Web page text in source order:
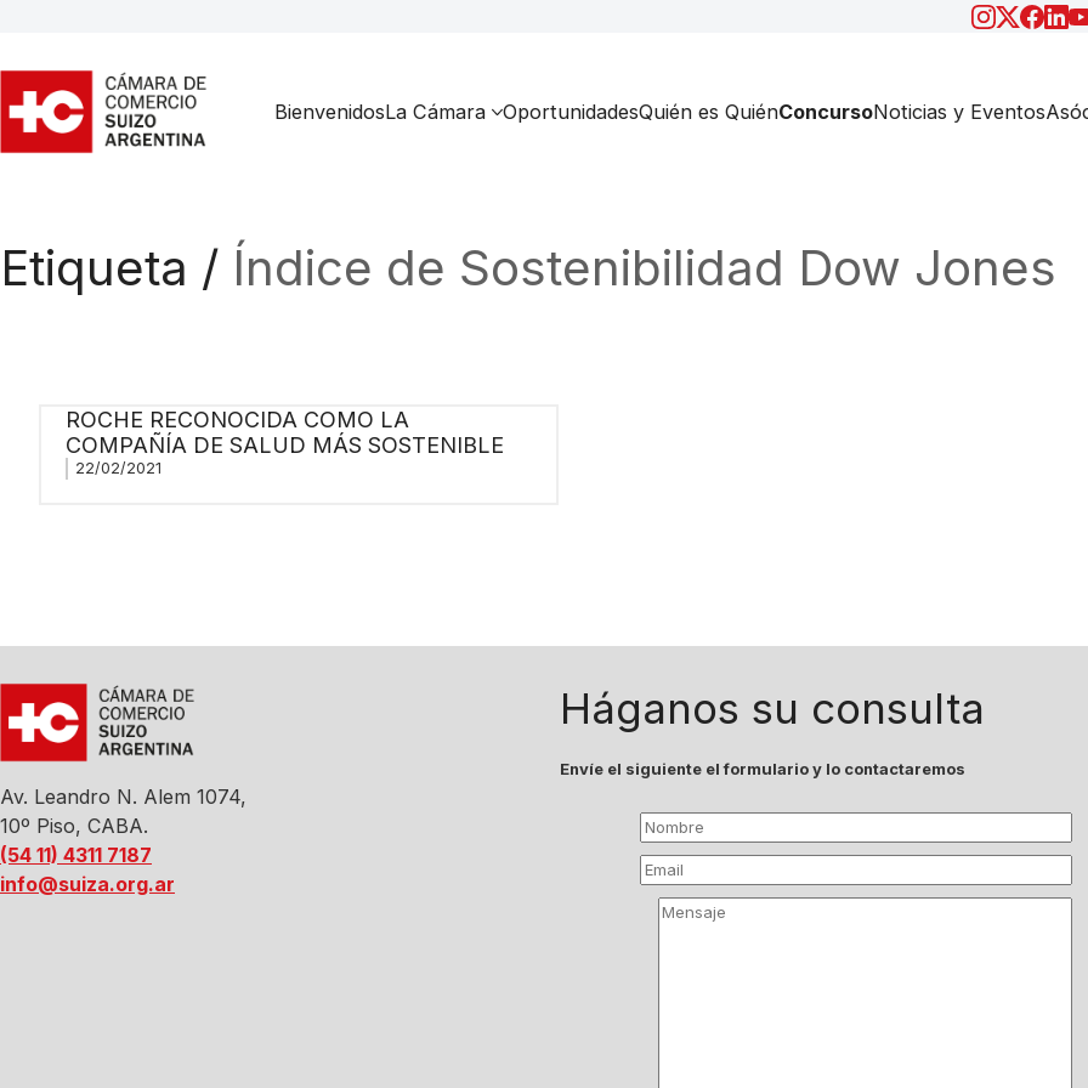
BienvenidosLa Cámara OportunidadesQuién es QuiénConcursoNoticias y Eventos
Etiqueta / Índice de Sostenibilidad Dow Jones
ROCHE RECONOCIDA COMO LA
COMPAÑÍA DE SALUD MÁS SOSTENIBLE
22/02/2021
Av. Leandro N. Alem 1074,
10º Piso, CABA.
(54 11) 4311 7187
info@suiza.org.ar
Háganos su consulta
Envíe el siguiente el formulario y lo contactaremos